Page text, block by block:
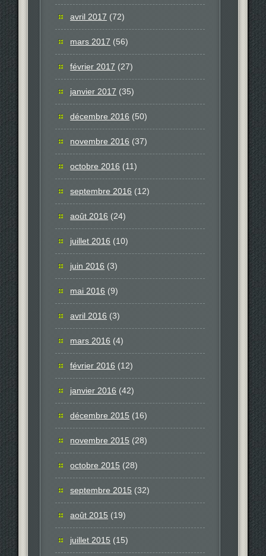
avril 2017 (72)
mars 2017 (56)
février 2017 (27)
janvier 2017 (35)
décembre 2016 (50)
novembre 2016 (37)
octobre 2016 (11)
septembre 2016 (12)
août 2016 (24)
juillet 2016 (10)
juin 2016 (3)
mai 2016 (9)
avril 2016 (3)
mars 2016 (4)
février 2016 (12)
janvier 2016 (42)
décembre 2015 (16)
novembre 2015 (28)
octobre 2015 (28)
septembre 2015 (32)
août 2015 (19)
juillet 2015 (15)